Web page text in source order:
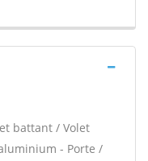
battant / Volet
- Porte /